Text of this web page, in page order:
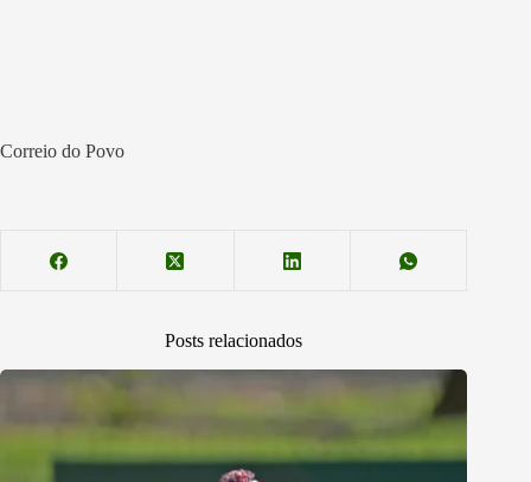
Correio do Povo
Posts relacionados